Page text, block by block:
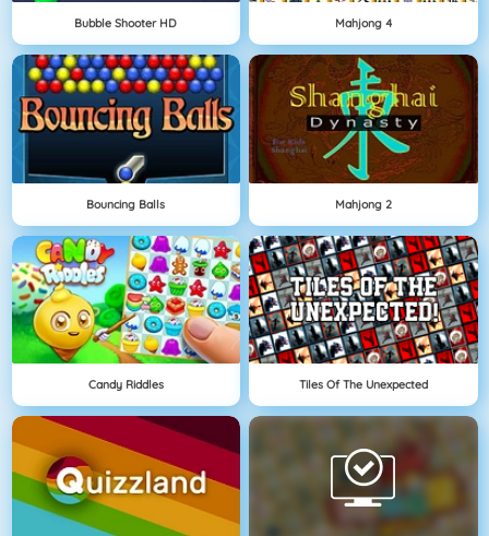
Bubble Shooter HD Mahjong 4
Bouncing Balls Mahjong 2
Candy Riddles Tiles Of The Unexpected